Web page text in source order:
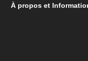
À propos et